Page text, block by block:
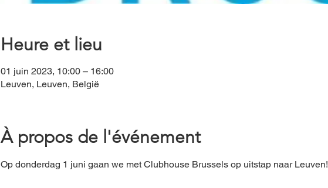
Heure et lieu
01 juin 2023, 10:00 – 16:00
Leuven, Leuven, België
À propos de l'événement
Op donderdag 1 juni gaan we met Clubhouse Brussels op uitstap naar Leuven!